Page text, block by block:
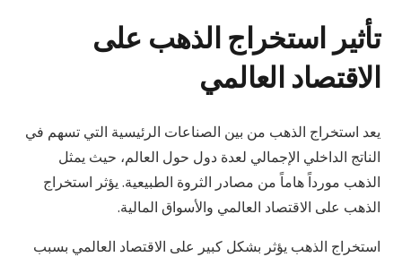
تأثير استخراج الذهب على
الاقتصاد العالمي
يعد استخراج الذهب من بين الصناعات الرئيسية التي تسهم في
الناتج الداخلي الإجمالي لعدة دول حول العالم، حيث يمثل
الذهب مورداً هاماً من مصادر الثروة الطبيعية. يؤثر استخراج
الذهب على الاقتصاد العالمي والأسواق المالية.
استخراج الذهب يؤثر بشكل كبير على الاقتصاد العالمي بسبب